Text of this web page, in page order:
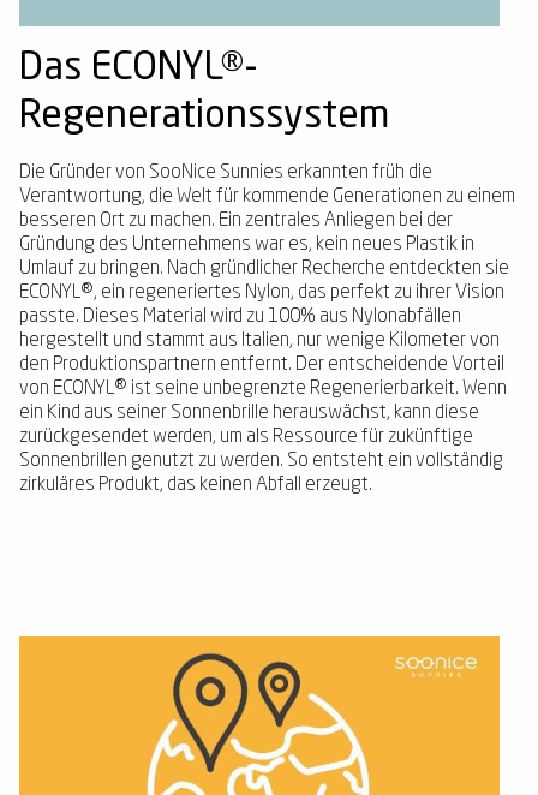
Das ECONYL®-
Regenerationssystem
Die Gründer von SooNice Sunnies erkannten früh die
Verantwortung, die Welt für kommende Generationen zu einem
besseren Ort zu machen. Ein zentrales Anliegen bei der
Gründung des Unternehmens war es, kein neues Plastik in
Umlauf zu bringen. Nach gründlicher Recherche entdeckten sie
ECONYL®, ein regeneriertes Nylon, das perfekt zu ihrer Vision
passte. Dieses Material wird zu 100% aus Nylonabfällen
hergestellt und stammt aus Italien, nur wenige Kilometer von
den Produktionspartnern entfernt. Der entscheidende Vorteil
von ECONYL® ist seine unbegrenzte Regenerierbarkeit. Wenn
ein Kind aus seiner Sonnenbrille herauswächst, kann diese
zurückgesendet werden, um als Ressource für zukünftige
Sonnenbrillen genutzt zu werden. So entsteht ein vollständig
zirkuläres Produkt, das keinen Abfall erzeugt.